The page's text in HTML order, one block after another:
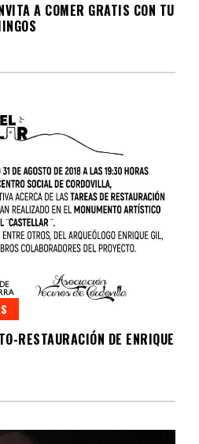
A COMER GRATIS CON TU
RESTAURACIÓN DE ENRIQUE